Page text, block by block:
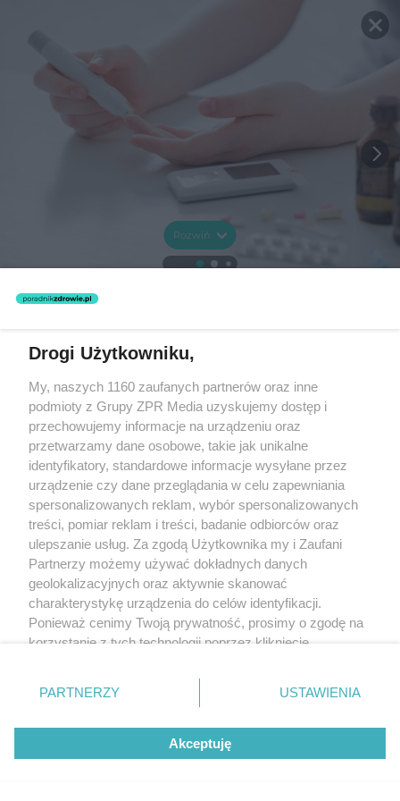
Rozwiń
Drogi Użytkowniku,
My, naszych 1160 zaufanych partnerów oraz inne
podmioty z Grupy ZPR Media uzyskujemy dostęp i
przechowujemy informacje na urządzeniu oraz
przetwarzamy dane osobowe, takie jak unikalne
identyfikatory, standardowe informacje wysyłane przez
urządzenie czy dane przeglądania w celu zapewniania
spersonalizowanych reklam, wybór spersonalizowanych
treści, pomiar reklam i treści, badanie odbiorców oraz
ulepszanie usług. Za zgodą Użytkownika my i Zaufani
Partnerzy możemy używać dokładnych danych
geolokalizacyjnych oraz aktywnie skanować
charakterystykę urządzenia do celów identyfikacji.
Ponieważ cenimy Twoją prywatność, prosimy o zgodę na
korzystanie z tych technologii poprzez kliknięcie
zmienić/wycofać klikając przycisk ustawień prywatności
znajdujący się w lewym dolnym rogu strony
rodzaje przetwarzania danych nie wymagają zgody
użytkownika, ale masz prawo sprzeciwić się takiemu
przetwarzaniu. Preferencje będą miały zastosowanie tylko
PARTNERZY USTAWIENIA
Akceptuję